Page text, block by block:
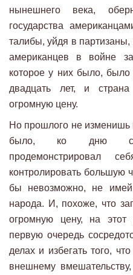
нынешнего века,
государства
талибы, уйдя в
американцев в войне за
которое у них было, было
двадцать лет, и
огромную цену.
Но прошлого не изменишь
было, ко дню
продемонстрировал
контролировать большую
бы невозможно, не имей
народа. И, похоже, что
огромную цену, на
первую очередь
делах и избегать того,
внешнему